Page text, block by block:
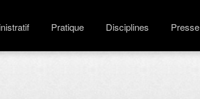
Pratique Disciplines Presse